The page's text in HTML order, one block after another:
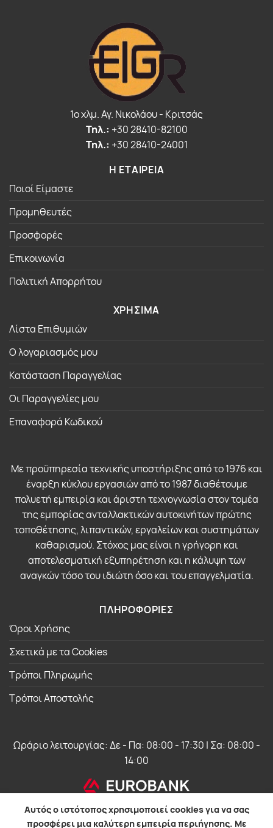
1o χλμ. Αγ. Νικολάου - Κριτσάς
Τηλ.: +30 28410-82100
Τηλ.: +30 28410-24001
Η ΕΤΑΙΡΕΙΑ
Ποιοί Είμαστε
Προμηθευτές
Προσφορές
Επικοινωνία
Πολιτική Απορρήτου
ΧΡΗΣΙΜΑ
Λίστα Επιθυμιών
Ο λογαριασμός μου
Κατάσταση Παραγγελίας
Οι Παραγγελίες μου
Επαναφορά Κωδικού
Με προϋπηρεσία τεχνικής υποστήριξης από το 1976 και
έναρξη κύκλου εργασιών από το 1987 διαθέτουμε
πολυετή εμπειρία και άριστη τεχνογνωσία στον τομέα
της εμπορίας ανταλλακτικών αυτοκινήτων πρώτης
τοποθέτησης, λιπαντικών, εργαλείων και συστημάτων
καθαρισμού. Στόχος μας είναι η γρήγορη και
αποτελεσματική εξυπηρέτηση και η κάλυψη των
αναγκών τόσο του ιδιώτη όσο και του επαγγελματία.
ΠΛΗΡΟΦΟΡΙΕΣ
Όροι Χρήσης
Σχετικά με τα Cookies
Τρόποι Πληρωμής
Τρόποι Αποστολής
Ωράριο λειτουργίας: Δε - Πα: 08:00 - 17:30 | Σα: 08:00 -
14:00
Αυτός ο ιστότοπος χρησιμοποιεί cookies για να σας
προσφέρει μια καλύτερη εμπειρία περιήγησης. Με